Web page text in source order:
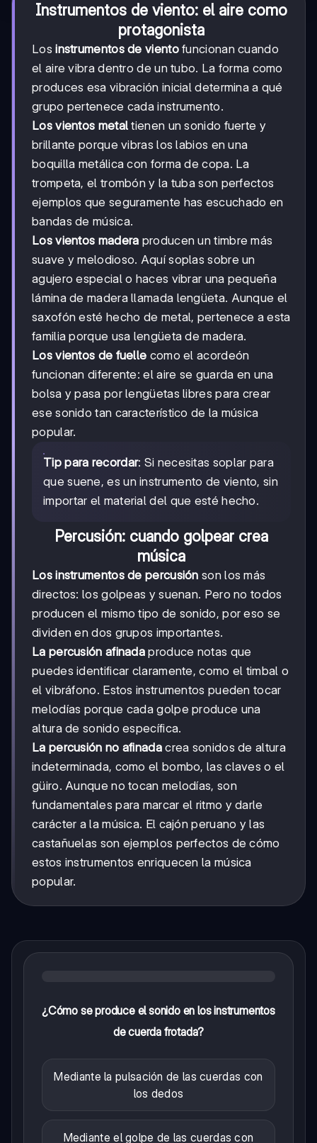
Instrumentos de viento: el aire como
protagonista
Losinstrumentos de vientofuncionan cuando
el aire vibra dentro de un tubo. La forma como
produces esa vibración inicial determina a qué
grupo pertenece cada instrumento.
Los vientos metal tienen un sonido fuerte y
brillante porque vibras los labios en una
boquilla metálica con forma de copa. La
trompeta, el trombón y la tuba son perfectos
ejemplos que seguramente has escuchado en
bandas de música.
Los vientos madera producen un timbre más
suave y melodioso. Aquí soplas sobre un
agujero especial o haces vibrar una pequeña
lámina de madera llamada lengüeta. Aunque el
saxofón esté hecho de metal, pertenece a esta
familia porque usa lengüeta de madera.
Los vientos de fuelle como el acordeón
funcionan diferente: el aire se guarda en una
bolsa y pasa por lengüetas libres para crear
ese sonido tan característico de la música
popular.
Tip para recordar: Si necesitas soplar para
que suene, es un instrumento de viento, sin
importar el material del que esté hecho.
Percusión: cuando golpear crea
música
Los instrumentos de percusión son los más
directos: los golpeas y suenan. Pero no todos
producen el mismo tipo de sonido, por eso se
dividen en dos grupos importantes.
La percusión afinada produce notas que
puedes identificar claramente, como el timbal o
el vibráfono. Estos instrumentos pueden tocar
melodías porque cada golpe produce una
altura de sonido específica.
La percusión no afinadacrea sonidos de altura
indeterminada, como el bombo, las claves o el
güiro. Aunque no tocan melodías, son
fundamentales para marcar el ritmo y darle
carácter a la música. El cajón peruano y las
castañuelas son ejemplos perfectos de cómo
estos instrumentos enriquecen la música
popular.
¿Cómo se produce el sonido en los instrumentos
de cuerda frotada?
Mediante la pulsación de las cuerdas con
los dedos
Mediante el golpe de las cuerdas con